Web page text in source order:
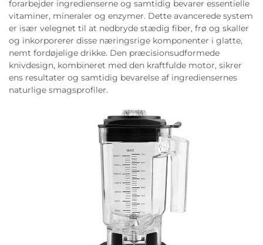
forarbejder ingredienserne og samtidig bevarer essentielle
vitaminer, mineraler og enzymer. Dette avancerede system
er især velegnet til at nedbryde stædig fiber, frø og skaller
og inkorporerer disse næringsrige komponenter i glatte,
nemt fordøjelige drikke. Den præcisionsudformede
knivdesign, kombineret med den kraftfulde motor, sikrer
ens resultater og samtidig bevarelse af ingrediensernes
naturlige smagsprofiler.